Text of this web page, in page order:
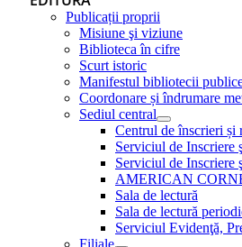
Publicații proprii
Misiune şi viziune
Biblioteca în cifre
Scurt istoric
Manifestul bibliotecii
Coordonare și îndrumare
Sediul central
Centrul de înscrieri și
Serviciul de Inscriere
Serviciul de Inscriere
AMERICAN
Sala de lectură
Sala de lectură
Serviciul Evidenţă,
Filiale